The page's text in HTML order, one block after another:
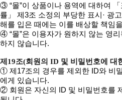
③ “몰”이 상품이나 용역에 대하여
률」 제3조 소정의 부당한 표시· 광
해를 입은 때에는 이를 배상할 책임
④ “몰”은 이용자가 원하지 않는 영
하지 않습니다.
제19조(회원의 ID 및 비밀번호에 대
① 제17조의 경우를 제외한 ID와 비
에게 있습니다.
② 회원은 자신의 ID 및 비밀번호를